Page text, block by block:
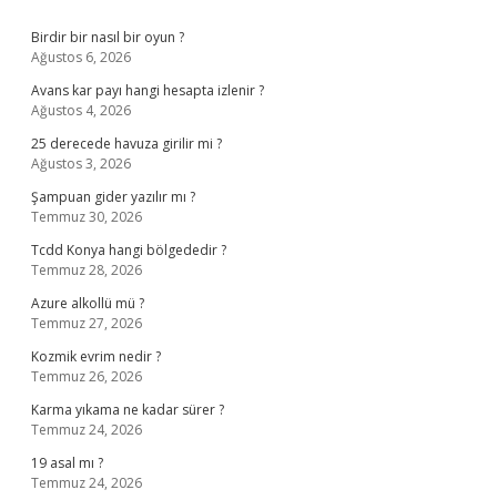
Birdir bir nasıl bir oyun ?
Ağustos 6, 2026
Avans kar payı hangi hesapta izlenir ?
Ağustos 4, 2026
25 derecede havuza girilir mi ?
Ağustos 3, 2026
Şampuan gider yazılır mı ?
Temmuz 30, 2026
Tcdd Konya hangi bölgededir ?
Temmuz 28, 2026
Azure alkollü mü ?
Temmuz 27, 2026
Kozmik evrim nedir ?
Temmuz 26, 2026
Karma yıkama ne kadar sürer ?
Temmuz 24, 2026
19 asal mı ?
Temmuz 24, 2026